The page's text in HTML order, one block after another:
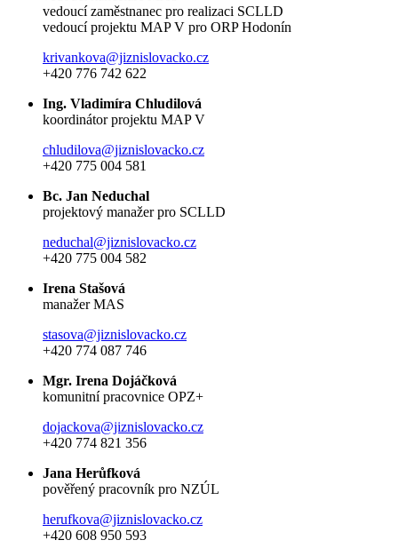
vedoucí zaměstnanec pro realizaci SCLLD
vedoucí projektu MAP V pro ORP Hodonín
krivankova@jiznislovacko.cz
+420 776 742 622
Ing. Vladimíra Chludilová
koordinátor projektu MAP V
chludilova@jiznislovacko.cz
+420 775 004 581
Bc. Jan Neduchal
projektový manažer pro SCLLD
neduchal@jiznislovacko.cz
+420 775 004 582
Irena Stašová
manažer MAS
stasova@jiznislovacko.cz
+420 774 087 746
Mgr. Irena Dojáčková
komunitní pracovnice OPZ+
dojackova@jiznislovacko.cz
+420 774 821 356
Jana Herůfková
pověřený pracovník pro NZÚL
herufkova@jiznislovacko.cz
+420 608 950 593